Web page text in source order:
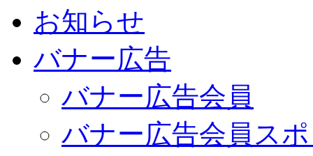
お知らせ
バナー広告
バナー広告会員
バナー広告会員ス